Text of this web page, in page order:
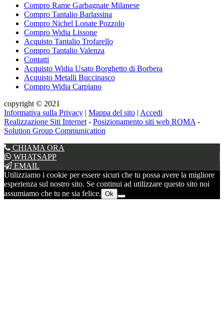
Compro Rame Garbagnate Milanese
Compro Tantalio Barlassina
Compro Nichel Lonate Pozzolo
Compro Widia Lissone
Acquisto Tantalio Trofarello
Compro Tantalio Valenza
Contatti
Acquisto Widia Usato Borghetto di Borbera
Acquisto Metalli Buccinasco
Compro Widia Carpiano
copyright © 2021
Informativa sulla Privacy | Mappa del sito | Accedi
Realizzazione Siti Internet - Posizionamento siti web ROMA -
Solution Group Communication
CHIAMA ORA
WHATSAPP
EMAIL
Utilizziamo i cookie per essere sicuri che tu possa avere la migliore
esperienza sul nostro sito. Se continui ad utilizzare questo sito noi
assumiamo che tu ne sia felice. Ok